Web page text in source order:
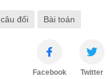
câu đối Bài toán
Facebook Twitter